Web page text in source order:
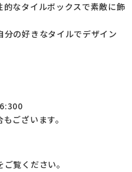
なタイルボックスで素敵に飾
の好きなタイルでデザイン
ございます。
ご覧ください。